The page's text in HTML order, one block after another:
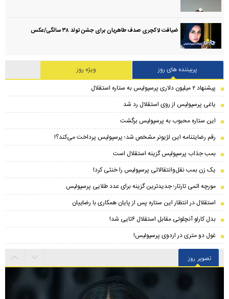
ضیافت لاکچری صدف طاهریان برای جشن تولد ۳۸ سالگی‌/عکس
پربیننده های روز
ویژه روز
پیشنهاد ۲ میلیون دلاری پرسپولیس به ستاره استقلال
یاغی پرسپولیس از روی استقلال رد شد
این ستاره محبوب به پرسپولیس برگشت
رقم رضایتنامه این لژیونر مشخص شد؛ پرسپولیس پرداخت می‌کند؟!
بمب جذاب پرسپولیس گزینه استقلال است
یک زن بمب نقل‌وانتقالاتی پرسپولیس را خنثی کرد!
مورچه اتمی تارتار؛ جدیدترین گزینه برای عدد طلایی پرسپولیس
استقلال در انتظار این ستاره پس از پایان همکاری با رضاییان
بدل کارلو آنچلوتی مقابل استقلال ۶تایی شد!
غول دو متری در اردوی پرسپولیس!
تصویر روز